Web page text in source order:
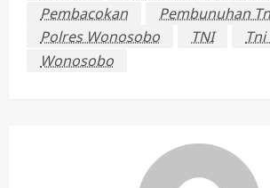
Pembacokan
Pembunuhan
Polres Wonosobo
TNI
Wonosobo